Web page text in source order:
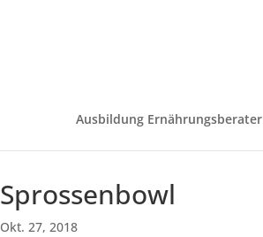
Ausbildung Ernährungsberater
Sprossenbowl
Okt. 27, 2018